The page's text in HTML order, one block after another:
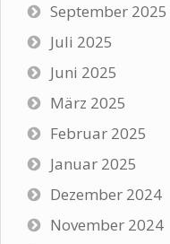
September 2025
Juli 2025
Juni 2025
März 2025
Februar 2025
Januar 2025
Dezember 2024
November 2024